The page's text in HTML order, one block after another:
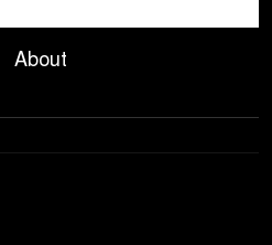
নেতৃত্বে ছিলেন জিয়াউল:
About